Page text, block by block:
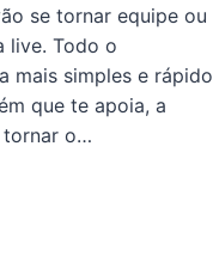
se tornar equipe ou
live. Todo o
mais simples e rápido
que te apoia, a
tornar o…